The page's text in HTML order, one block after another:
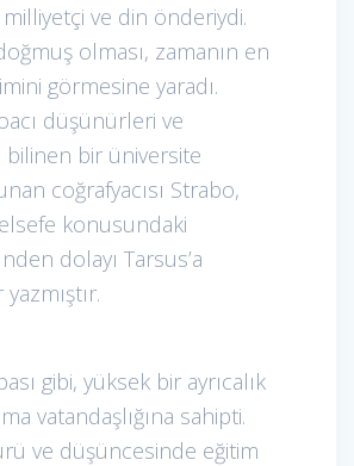
ve din önderiydi.
olması, zamanın en
görmesine yaradı.
düşünürleri ve
bir üniversite
coğrafyacısı Strabo,
konusundaki
dolayı Tarsus’a
gibi, yüksek bir ayrıcalık
vatandaşlığına sahipti.
ve düşüncesinde eğitim